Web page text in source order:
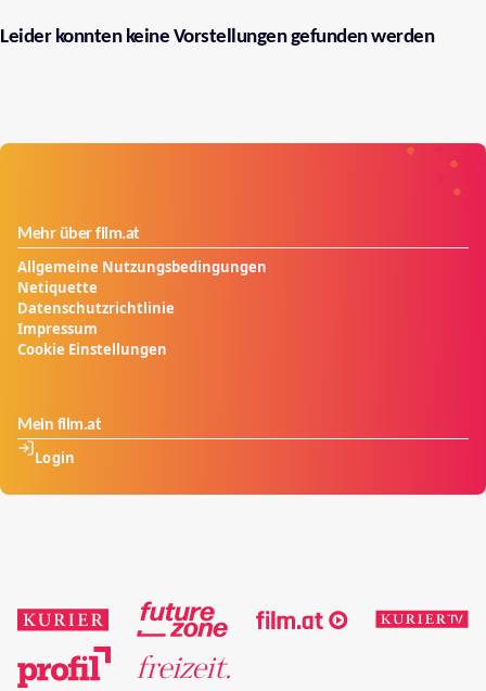
Leider konnten keine Vorstellungen gefunden werden
Mehr über film.at
Allgemeine Nutzungsbedingungen
Netiquette
Datenschutzrichtlinie
Impressum
Cookie Einstellungen
Mein film.at
Login